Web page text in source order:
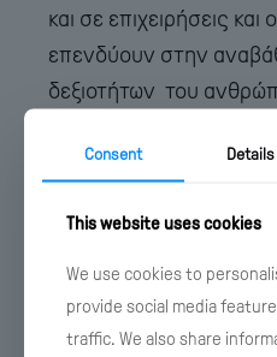
και σε επιχειρήσεις
επενδύουν στην
δεξιοτήτων του
Τα σημαντικότερα
Τεχνών και
Επαγγελμάτων
Πανεπιστήμια του
Χημείας, Λιμενικό
Consent Details
This website uses cookies
We use cookies to
provide social media
traffic. We also share